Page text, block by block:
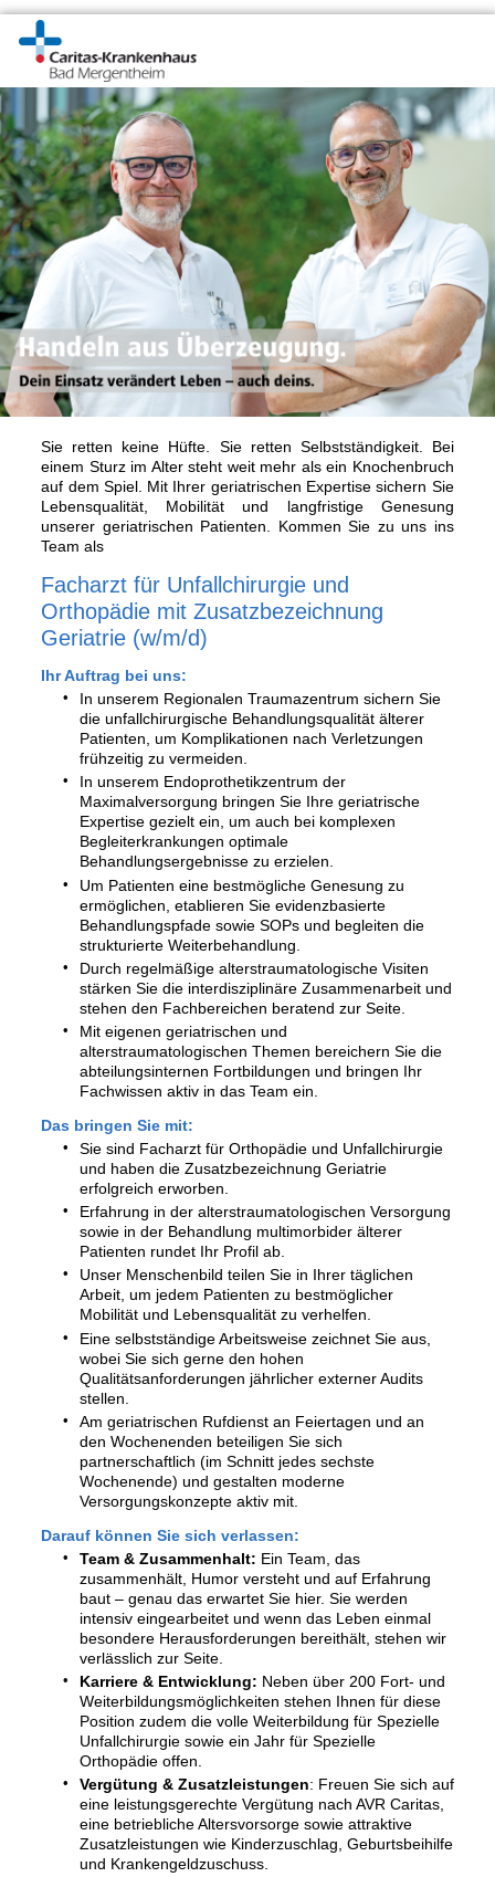
Sie retten keine Hüfte. Sie retten Selbstständigkeit. Bei
einem Sturz im Alter steht weit mehr als ein Knochenbruch
auf dem Spiel. Mit Ihrer geriatrischen Expertise sichern Sie
Lebensqualität, Mobilität und langfristige Genesung
unserer geriatrischen Patienten. Kommen Sie zu uns ins
Team als
Facharzt für Unfallchirurgie und
Orthopädie mit Zusatzbezeichnung
Geriatrie (w/m/d)
Ihr Auftrag bei uns:
In unserem Regionalen Traumazentrum sichern Sie
die unfallchirurgische Behandlungsqualität älterer
Patienten, um Komplikationen nach Verletzungen
frühzeitig zu vermeiden.
In unserem Endoprothetikzentrum der
Maximalversorgung bringen Sie Ihre geriatrische
Expertise gezielt ein, um auch bei komplexen
Begleiterkrankungen optimale
Behandlungsergebnisse zu erzielen.
Um Patienten eine bestmögliche Genesung zu
ermöglichen, etablieren Sie evidenzbasierte
Behandlungspfade sowie SOPs und begleiten die
strukturierte Weiterbehandlung.
Durch regelmäßige alterstraumatologische Visiten
stärken Sie die interdisziplinäre Zusammenarbeit und
stehen den Fachbereichen beratend zur Seite.
Mit eigenen geriatrischen und
alterstraumatologischen Themen bereichern Sie die
abteilungsinternen Fortbildungen und bringen Ihr
Fachwissen aktiv in das Team ein.
Das bringen Sie mit:
Sie sind Facharzt für Orthopädie und Unfallchirurgie
und haben die Zusatzbezeichnung Geriatrie
erfolgreich erworben.
Erfahrung in der alterstraumatologischen Versorgung
sowie in der Behandlung multimorbider älterer
Patienten rundet Ihr Profil ab.
Unser Menschenbild teilen Sie in Ihrer täglichen
Arbeit, um jedem Patienten zu bestmöglicher
Mobilität und Lebensqualität zu verhelfen.
Eine selbstständige Arbeitsweise zeichnet Sie aus,
wobei Sie sich gerne den hohen
Qualitätsanforderungen jährlicher externer Audits
stellen.
Am geriatrischen Rufdienst an Feiertagen und an
den Wochenenden beteiligen Sie sich
partnerschaftlich (im Schnitt jedes sechste
Wochenende) und gestalten moderne
Versorgungskonzepte aktiv mit.
Darauf können Sie sich verlassen:
Team & Zusammenhalt: Ein Team, das
zusammenhält, Humor versteht und auf Erfahrung
baut – genau das erwartet Sie hier. Sie werden
intensiv eingearbeitet und wenn das Leben einmal
besondere Herausforderungen bereithält, stehen wir
verlässlich zur Seite.
Karriere & Entwicklung: Neben über 200 Fort- und
Weiterbildungsmöglichkeiten stehen Ihnen für diese
Position zudem die volle Weiterbildung für Spezielle
Unfallchirurgie sowie ein Jahr für Spezielle
Orthopädie offen.
Vergütung & Zusatzleistungen: Freuen Sie sich auf
eine leistungsgerechte Vergütung nach AVR Caritas,
eine betriebliche Altersvorsorge sowie attraktive
Zusatzleistungen wie Kinderzuschlag, Geburtsbeihilfe
und Krankengeldzuschuss.